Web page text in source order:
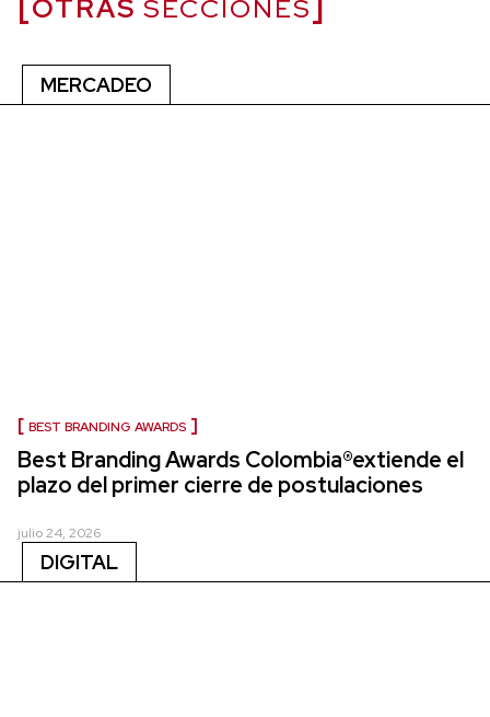
OTRAS SECCIONES
MERCADEO
BEST BRANDING AWARDS
Best Branding Awards Colombia®extiende el
plazo del primer cierre de postulaciones
julio 24, 2026
DIGITAL